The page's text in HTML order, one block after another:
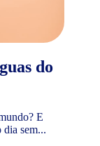
do
E
dia sem...